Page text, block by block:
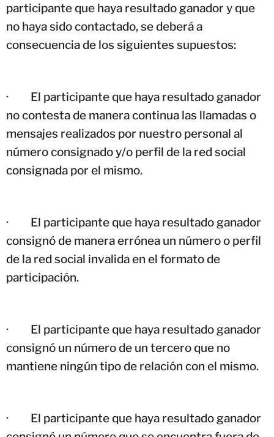
participante que haya resultado ganador y que
no haya sido contactado, se deberá a
consecuencia de los siguientes supuestos:
· El participante que haya resultado ganador
no contesta de manera continua las llamadas o
mensajes realizados por nuestro personal al
número consignado y/o perfil de la red social
consignada por el mismo.
· El participante que haya resultado ganador
consignó de manera errónea un número o perfil
de la red social invalida en el formato de
participación.
· El participante que haya resultado ganador
consignó un número de un tercero que no
mantiene ningún tipo de relación con el mismo.
· El participante que haya resultado ganador